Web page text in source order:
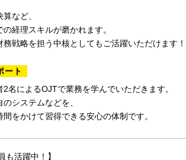
など、
経理スキルが磨かれます。
戦略を担う中核としてもご活躍いただけます！
ート
2名によるOJTで業務を学んでいただきます。
システムなどを、
をかけて習得できる安心の体制です。
も活躍中！】